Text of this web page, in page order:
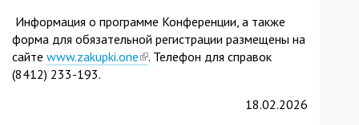
Информация о программе Конференции, а также
форма для обязательной регистрации размещены на
сайте www.zakupki.one(link. Телефон для справок
(8412) 233-193.
18.02.2026